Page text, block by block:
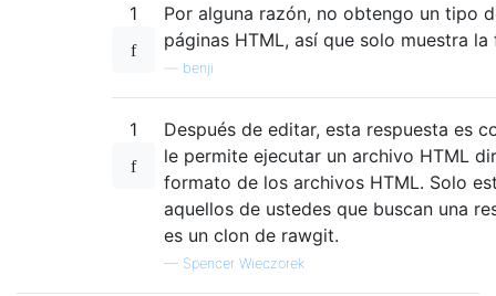
1
Por alguna razón, no obtengo un tipo
páginas HTML, así que solo muestra la
benji
1
Después de editar, esta respuesta es
le permite ejecutar un archivo HTML
formato de los archivos HTML. Solo
aquellos de ustedes que buscan una
es un clon de rawgit.
— Spencer Wieczorek